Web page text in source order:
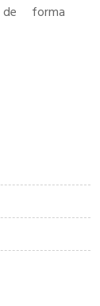
forma